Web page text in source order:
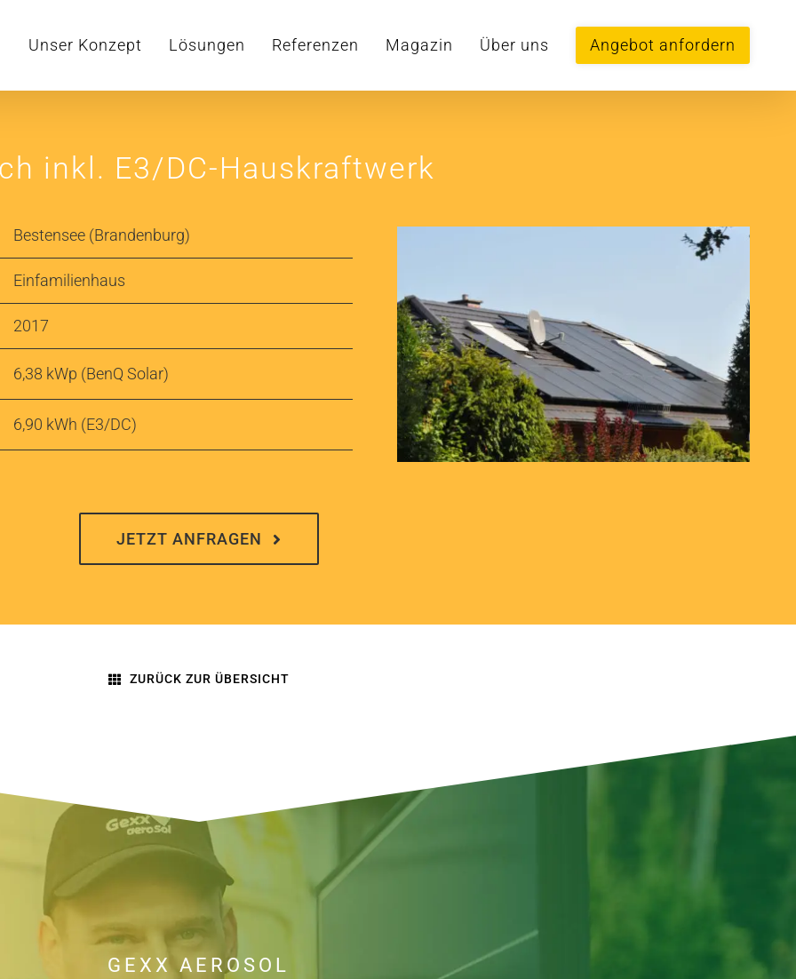
Unser Konzept Lösungen Referenzen Magazin Über uns Angebot anfordern
inkl. E3/DC-Hauskraftwerk
Bestensee (Brandenburg)
Einfamilienhaus
2017
6,38 kWp (BenQ Solar)
6,90 kWh (E3/DC)
JETZT ANFRAGEN
ZURÜCK ZUR ÜBERSICHT
GEXX AEROSOL